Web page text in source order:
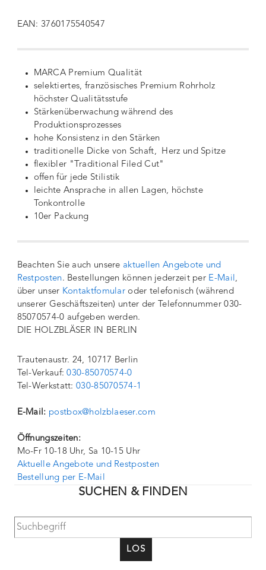
EAN: 3760175540547
MARCA Premium Qualität
selektiertes, französisches Premium Rohrholz
höchster Qualitätsstufe
Stärkenüberwachung während des
Produktionsprozesses
hohe Konsistenz in den Stärken
traditionelle Dicke von Schaft, Herz und Spitze
flexibler "Traditional Filed Cut"
offen für jede Stilistik
leichte Ansprache in allen Lagen, höchste
Tonkontrolle
10er Packung
Beachten Sie auch unsere aktuellen Angebote und
Restposten. Bestellungen können jederzeit per E-Mail,
über unser Kontaktfomular oder telefonisch (während
unserer Geschäftszeiten) unter der Telefonnummer 030-
85070574-0 aufgeben werden.
DIE HOLZBLÄSER IN BERLIN
Trautenaustr. 24, 10717 Berlin
Tel-Verkauf:030-85070574-0
Tel-Werkstatt:030-85070574-1
E-Mail: postbox@holzblaeser.com
Öffnungszeiten:
Mo-Fr 10-18 Uhr, Sa 10-15 Uhr
Aktuelle Angebote und Restposten
Bestellung per E-Mail
SUCHEN & FINDEN
LOS